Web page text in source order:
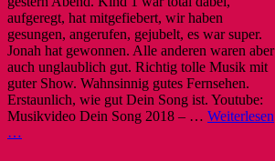
aufgeregt, hat mitgefiebert, wir haben
gesungen, angerufen, gejubelt, es war super.
Jonah hat gewonnen. Alle anderen waren aber
auch unglaublich gut. Richtig tolle Musik mit
guter Show. Wahnsinnig gutes Fernsehen.
Erstaunlich, wie gut Dein Song ist. Youtube:
Musikvideo Dein Song 2018 – … Weiterlesen
…